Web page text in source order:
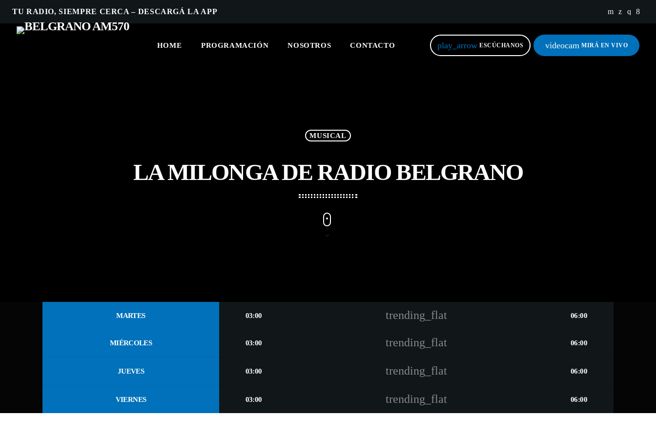
TU RADIO, SIEMPRE CERCA – DESCARGÁ LA APP
HOME PROGRAMACIÓN NOSOTROS CONTACTO play_arrow ESCÚCHANOS videocam MIRÁ EN VIVO
No hay categorías
MUSICAL
LA MILONGA DE RADIO BELGRANO
MARTES 03:00 trending_flat 06:00
MIÉRCOLES 03:00 trending_flat 06:00
JUEVES 03:00 trending_flat 06:00
VIERNES 03:00 trending_flat 06:00